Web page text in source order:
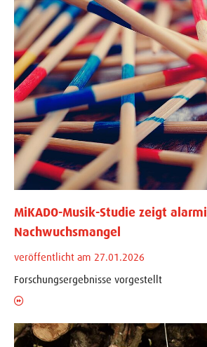
MiKADO-Musik-Studie zeigt
Nachwuchsmangel
veröffentlicht am 27.01.2026
Forschungsergebnisse vorgestellt